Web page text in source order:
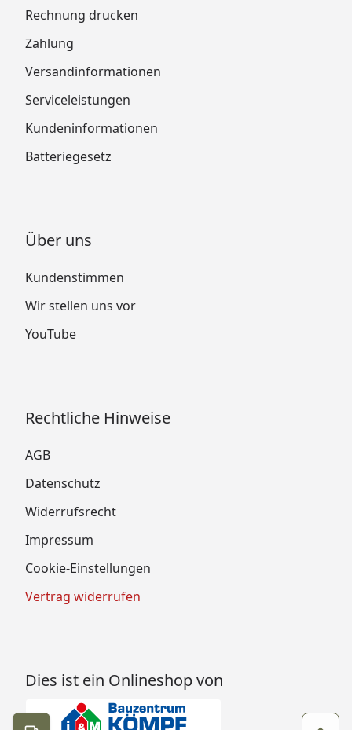
Rechnung drucken
Zahlung
Versandinformationen
Serviceleistungen
Kundeninformationen
Batteriegesetz
Über uns
Kundenstimmen
Wir stellen uns vor
YouTube
Rechtliche Hinweise
AGB
Datenschutz
Widerrufsrecht
Impressum
Cookie-Einstellungen
Vertrag widerrufen
Dies ist ein Onlineshop von